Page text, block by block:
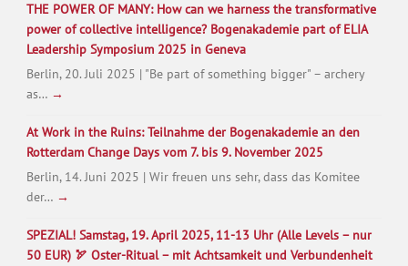
THE POWER OF MANY: How can we harness the transformative
power of collective intelligence? Bogenakademie part of ELIA
Leadership Symposium 2025 in Geneva
Berlin, 20. Juli 2025 | "Be part of something bigger" – archery
as… →
At Work in the Ruins: Teilnahme der Bogenakademie an den
Rotterdam Change Days vom 7. bis 9. November 2025
Berlin, 14. Juni 2025 | Wir freuen uns sehr, dass das Komitee
der… →
SPEZIAL! Samstag, 19. April 2025, 11-13 Uhr (Alle Levels – nur
50 EUR) 🏹 Oster-Ritual – mit Achtsamkeit und Verbundenheit